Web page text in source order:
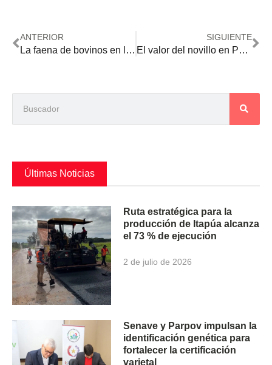
ANTERIOR
La faena de bovinos en los frigoríficos locales tuvo una caída de 7,2 % al cierre de julio
SIGUIENTE
El valor del novillo en Paraguay se mantiene por la escasa oferta
Últimas Noticias
Ruta estratégica para la
producción de Itapúa alcanza
el 73 % de ejecución
2 de julio de 2026
Senave y Parpov impulsan la
identificación genética para
fortalecer la certificación
varietal